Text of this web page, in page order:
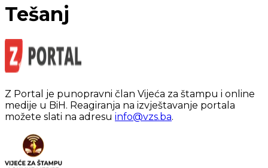
Tešanj
Z Portal je punopravni član Vijeća za štampu i online
medije u BiH. Reagiranja na izvještavanje portala
možete slati na adresu info@vzs.ba.